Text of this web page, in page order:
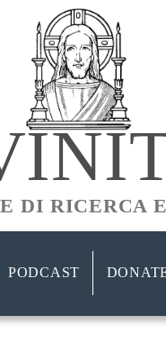
DI RICERCA
PODCAST